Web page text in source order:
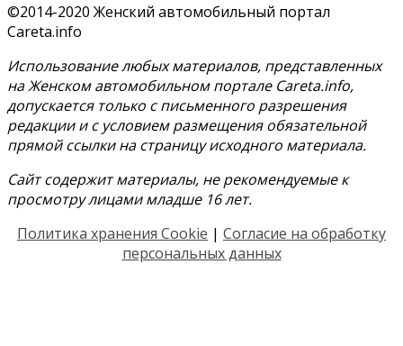
©2014-2020 Женский автомобильный портал
Careta.info
Использование любых материалов, представленных
на Женском автомобильном портале Careta.info,
допускается только с письменного разрешения
редакции и с условием размещения обязательной
прямой ссылки на страницу исходного материала.
Сайт содержит материалы, не рекомендуемые к
просмотру лицами младше 16 лет.
Политика хранения Cookie | Согласие на обработку
персональных данных